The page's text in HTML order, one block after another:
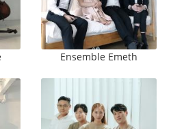
Ensemble Emeth